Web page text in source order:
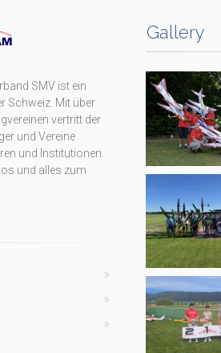
SMV ist ein
Schweiz. Mit über
vertritt der
und Vereine
und Institutionen.
und alles zum
Gallery